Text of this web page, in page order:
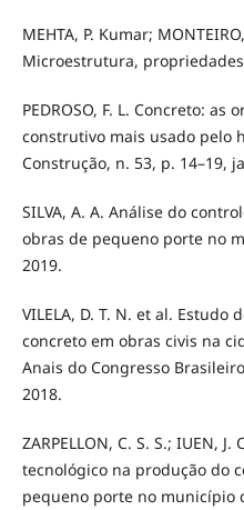
MEHTA, P. Kumar;
Microestrutura,
PEDROSO, F. L. Concreto:
construtivo mais usado pelo
Construção, n. 53, p. 14–19,
SILVA, A. A. Análise do
obras de pequeno porte no
2019.
VILELA, D. T. N. et al.
concreto em obras civis na
Anais do Congresso
2018.
ZARPELLON, C. S. S.; IUEN,
tecnológico na produção do
pequeno porte no município